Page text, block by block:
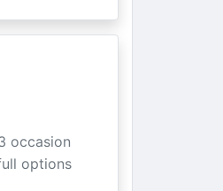
occasion
options